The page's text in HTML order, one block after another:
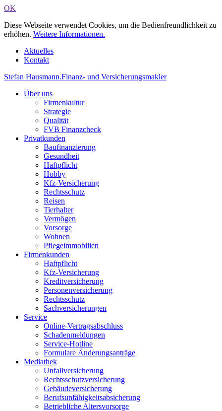
OK
Diese Webseite verwendet Cookies, um die Bedienfreundlichkeit zu
erhöhen. Weitere Informationen.
Aktuelles
Kontakt
Stefan Hausmann.Finanz- und Versicherungsmakler
Über uns
Firmenkultur
Strategie
Qualität
FVB Finanzcheck
Privatkunden
Baufinanzierung
Gesundheit
Haftpflicht
Hobby
Kfz-Versicherung
Rechtsschutz
Reisen
Tierhalter
Vermögen
Vorsorge
Wohnen
Pflegeimmobilien
Firmenkunden
Haftpflicht
Kfz-Versicherung
Kreditversicherung
Personenversicherung
Rechtsschutz
Sachversicherungen
Service
Online-Vertragsabschluss
Schadenmeldungen
Service-Hotline
Formulare Änderungsanträge
Mediathek
Unfallversicherung
Rechtsschutzversicherung
Gebäudeversicherung
Berufsunfähigkeitsabsicherung
Betriebliche Altersvorsorge